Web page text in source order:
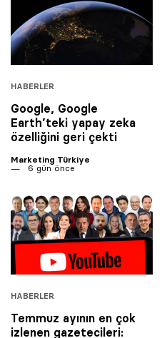
HABERLER
Google, Google
Earth’teki yapay zeka
özelliğini geri çekti
Marketing Türkiye
6 gün önce
HABERLER
Temmuz ayının en çok
izlenen gazetecileri: